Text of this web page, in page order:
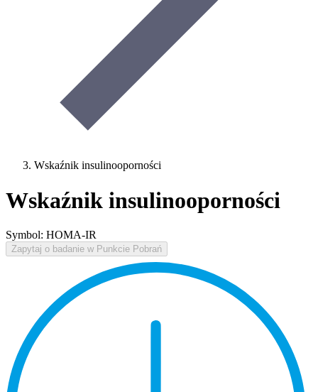
Wskaźnik insulinooporności
Wskaźnik insulinooporności
Symbol: HOMA-IR
Zapytaj o badanie w Punkcie Pobrań